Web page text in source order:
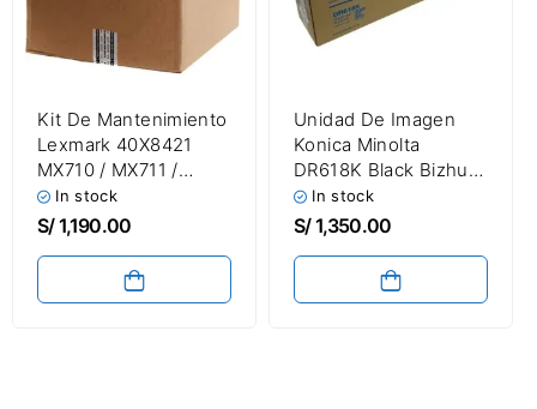
Kit De Mantenimiento
Lexmark 40X8421
MX710 / MX711 /
MX810 / MX811 /
MX812 220V/240V
In stock
S/1,190.00
Unidad De Imagen
Konica Minolta
DR618K Black Bizhub
650i / 750i / C450i /
C550i / C650i / C750i
In stock
S/1,350.00